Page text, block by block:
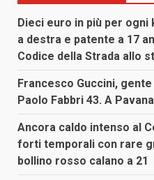
Dieci euro in più per
a destra e patente a 17
Codice della Strada allo
Francesco Guccini,
Paolo Fabbri 43. A
Ancora caldo intenso al
forti temporali con rare
bollino rosso calano a 21